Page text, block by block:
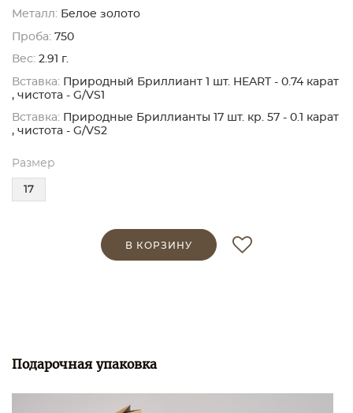
Металл: Белое золото
Проба: 750
Вес: 2.91 г.
Вставка: Природный Бриллиант 1 шт. HEART - 0.74 карат
, чистота - G/VS1
Вставка: Природные Бриллианты 17 шт. кр. 57 - 0.1 карат
, чистота - G/VS2
Размер
17
В КОРЗИНУ
Подарочная упаковка